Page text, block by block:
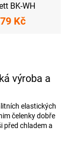
BK-WH
Kč
výroba a
elastických
čelenky dobře
před chladem a